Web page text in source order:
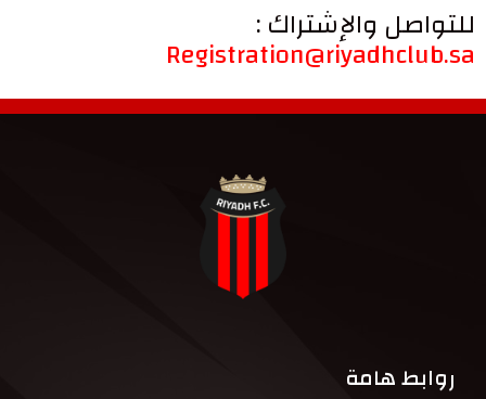
للتواصل والإشتراك :
Registration@riyadhclub.sa
روابط هامة